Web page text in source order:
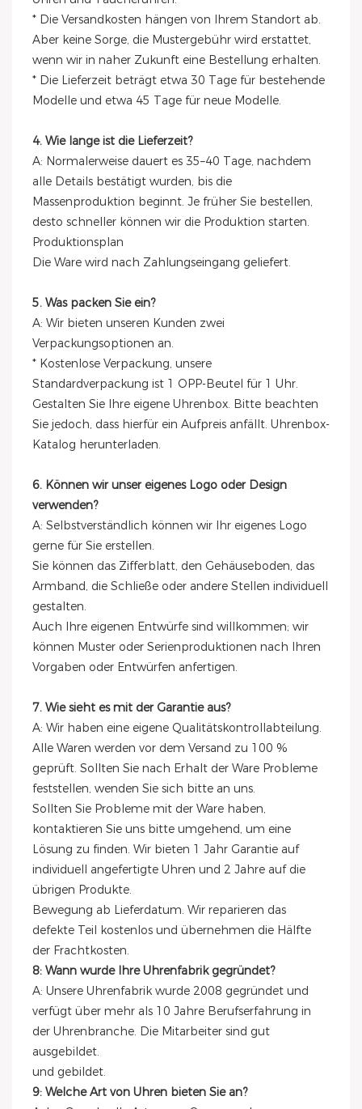
* Die Versandkosten hängen von Ihrem Standort ab.
Aber keine Sorge, die Mustergebühr wird erstattet,
wenn wir in naher Zukunft eine Bestellung erhalten.
* Die Lieferzeit beträgt etwa 30 Tage für bestehende
Modelle und etwa 45 Tage für neue Modelle.
4. Wie lange ist die Lieferzeit?
A: Normalerweise dauert es 35–40 Tage, nachdem
alle Details bestätigt wurden, bis die
Massenproduktion beginnt. Je früher Sie bestellen,
desto schneller können wir die Produktion starten.
Produktionsplan
Die Ware wird nach Zahlungseingang geliefert.
5. Was packen Sie ein?
A: Wir bieten unseren Kunden zwei
Verpackungsoptionen an.
* Kostenlose Verpackung, unsere
Standardverpackung ist 1 OPP-Beutel für 1 Uhr.
Gestalten Sie Ihre eigene Uhrenbox. Bitte beachten
Sie jedoch, dass hierfür ein Aufpreis anfällt. Uhrenbox-
Katalog herunterladen.
6. Können wir unser eigenes Logo oder Design
verwenden?
A: Selbstverständlich können wir Ihr eigenes Logo
gerne für Sie erstellen.
Sie können das Zifferblatt, den Gehäuseboden, das
Armband, die Schließe oder andere Stellen individuell
gestalten.
Auch Ihre eigenen Entwürfe sind willkommen; wir
können Muster oder Serienproduktionen nach Ihren
Vorgaben oder Entwürfen anfertigen.
7. Wie sieht es mit der Garantie aus?
A: Wir haben eine eigene Qualitätskontrollabteilung.
Alle Waren werden vor dem Versand zu 100 %
geprüft. Sollten Sie nach Erhalt der Ware Probleme
feststellen, wenden Sie sich bitte an uns.
Sollten Sie Probleme mit der Ware haben,
kontaktieren Sie uns bitte umgehend, um eine
Lösung zu finden. Wir bieten 1 Jahr Garantie auf
individuell angefertigte Uhren und 2 Jahre auf die
übrigen Produkte.
Bewegung ab Lieferdatum. Wir reparieren das
defekte Teil kostenlos und übernehmen die Hälfte
der Frachtkosten.
8: Wann wurde Ihre Uhrenfabrik gegründet?
A: Unsere Uhrenfabrik wurde 2008 gegründet und
verfügt über mehr als 10 Jahre Berufserfahrung in
der Uhrenbranche. Die Mitarbeiter sind gut
ausgebildet.
und gebildet.
9: Welche Art von Uhren bieten Sie an?